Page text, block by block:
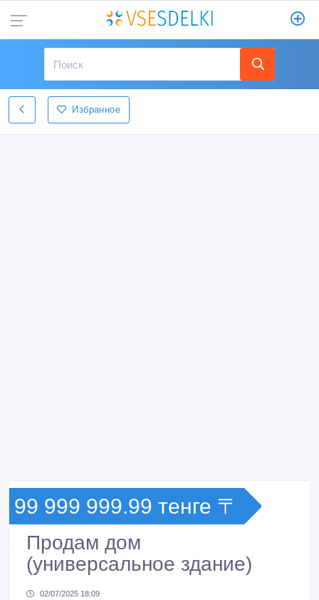
Избранное
99 999 999.99 тенге 〒
Продам дом
(универсальное здание)
02/07/2025 18:09